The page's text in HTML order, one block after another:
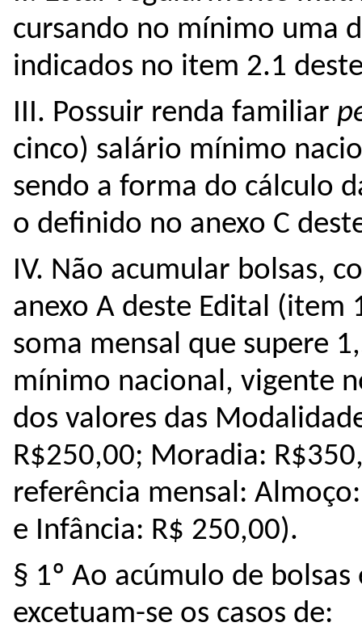
cursando no mínimo uma
indicados no item 2.1
III. Possuir renda familiar
cinco) salário mínimo
sendo a forma do cálculo
o definido no anexo C
IV. Não acumular bolsas,
anexo A deste Edital (item
soma mensal que supere
mínimo nacional, vigente
dos valores das
R$250,00; Moradia:
referência mensal:
e Infância: R$ 250,00).
§ 1º Ao acúmulo de
excetuam-se os casos de: